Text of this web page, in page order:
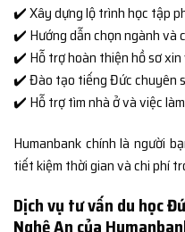
✔️ Xây dựng lộ trình học tập
✔️ Hướng dẫn chọn ngành và
✔️ Hỗ trợ hoàn thiện hồ sơ xin
✔️ Đào tạo tiếng Đức chuyên
✔️ Hỗ trợ tìm nhà ở và việc
Humanbank chính là người
tiết kiệm thời gian và chi phí
Dịch vụ tư vấn du học